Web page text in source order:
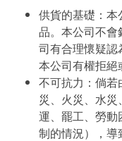
供貨的基礎：本
品。本公司不會
司有合理懷疑認
本公司有權拒絕
不可抗力：倘若
災、火災、水災
運、罷工、勞動
制的情況），導